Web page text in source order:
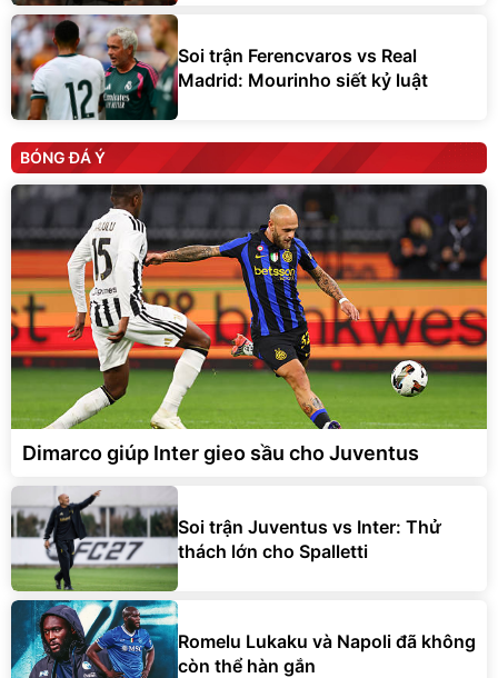
Soi trận Ferencvaros vs Real
Madrid: Mourinho siết kỷ luật
BÓNG ĐÁ Ý
Dimarco giúp Inter gieo sầu cho Juventus
Soi trận Juventus vs Inter: Thử
thách lớn cho Spalletti
Romelu Lukaku và Napoli đã không
còn thể hàn gắn